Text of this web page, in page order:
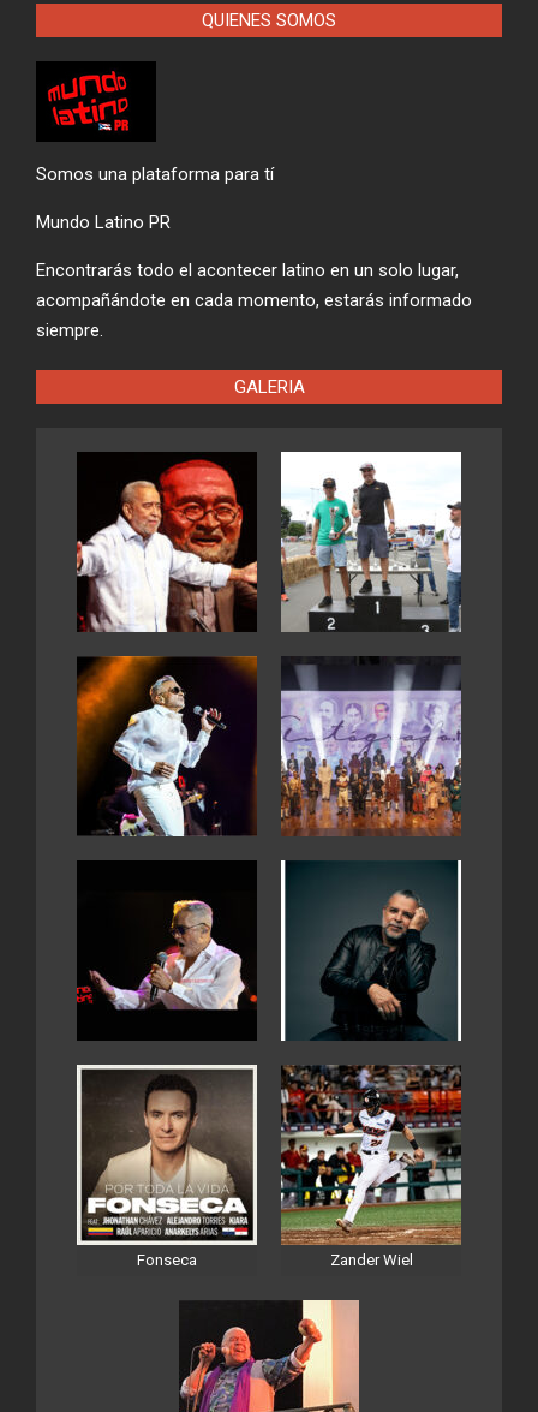
QUIENES SOMOS
Somos una plataforma para tí
Mundo Latino PR
Encontrarás todo el acontecer latino en un solo lugar,
acompañándote en cada momento, estarás informado
siempre.
GALERIA
Fonseca Zander Wiel